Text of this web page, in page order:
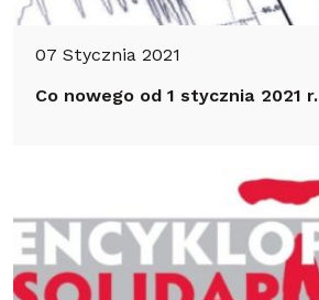
07 Stycznia 2021
Co nowego od 1 stycznia 2021 r.